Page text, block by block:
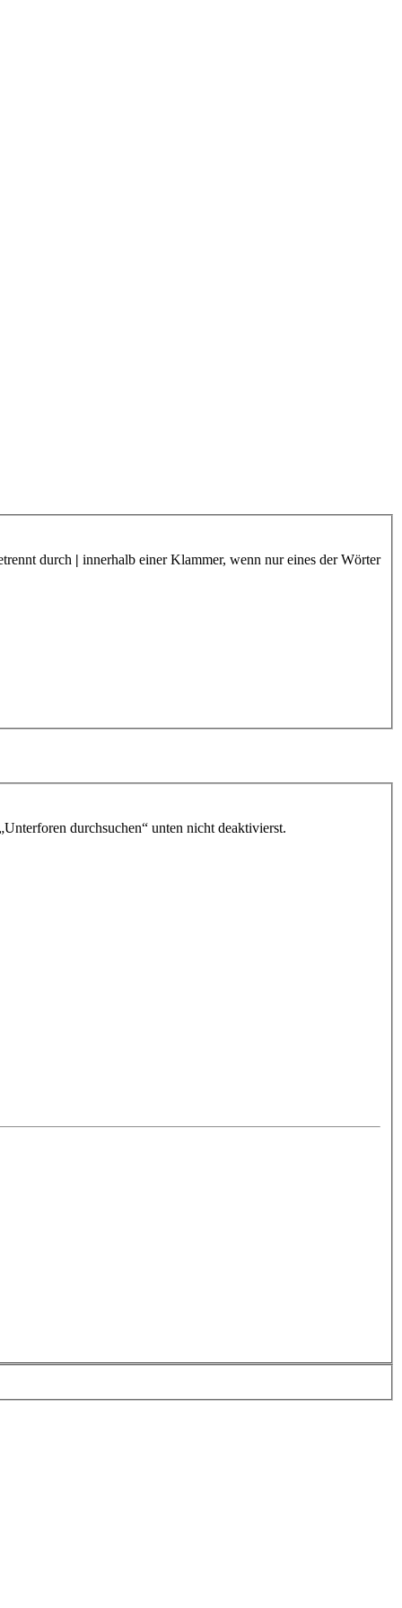
durch | innerhalb einer Klammer, wenn nur eines der Wörter
durchsuchen“ unten nicht deaktivierst.